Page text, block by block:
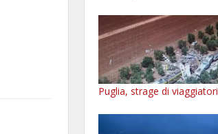
Puglia, strage di viaggiatori